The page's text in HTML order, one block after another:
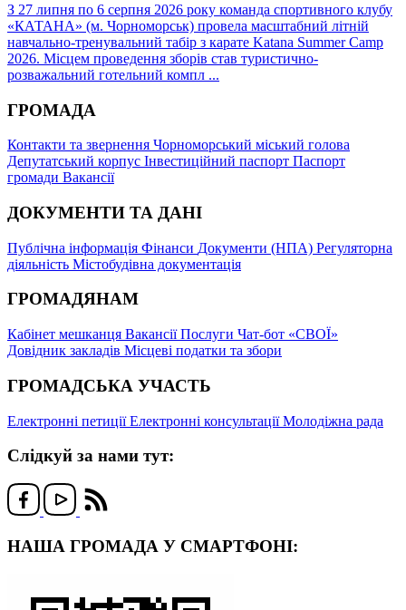
З 27 липня по 6 серпня 2026 року команда спортивного клубу
«КАТАНА» (м. Чорноморськ) провела масштабний літній
навчально-тренувальний табір з карате Katana Summer Camp
2026. Місцем проведення зборів став туристично-
розважальний готельний компл ...
ГРОМАДА
Контакти та звернення Чорноморський міський голова
Депутатський корпус Інвестиційний паспорт Паспорт
громади Вакансії
ДОКУМЕНТИ ТА ДАНІ
Публічна інформація Фінанси Документи (НПА) Регуляторна
діяльність Містобудівна документація
ГРОМАДЯНАМ
Кабінет мешканця ВакансіїПослуги Чат-бот «СВОЇ»
Довідник закладів Місцеві податки та збори
ГРОМАДСЬКА УЧАСТЬ
Електронні петиціїЕлектронні консультаціїМолодіжна рада
Слідкуй за нами тут:
НАША ГРОМАДА У СМАРТФОНІ: